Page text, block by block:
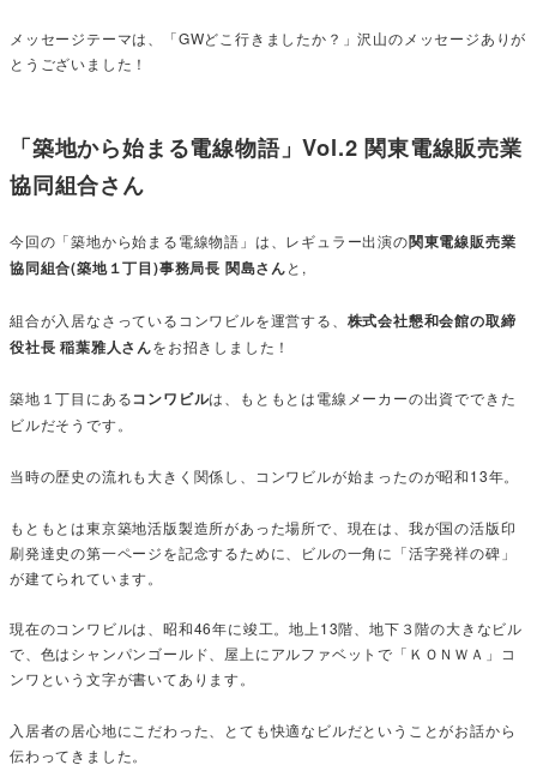
メッセージテーマは、「GWどこ行きましたか？」沢山のメッセージありが
とうございました！
「築地から始まる電線物語」Vol.2 関東電線販売業
協同組合さん
今回の「築地から始まる電線物語」は、レギュラー出演の関東電線販売業
協同組合(築地１丁目)事務局長 関島さんと,
組合が入居なさっているコンワビルを運営する、 株式会社懇和会館の取締
役社長 稲葉雅人さんをお招きしました！
築地１丁目にあるコンワビルは、もともとは電線メーカーの出資でできた
ビルだそうです。
当時の歴史の流れも大きく関係し、コンワビルが始まったのが昭和13年。
もともとは東京築地活版製造所があった場所で、現在は、我が国の活版印
刷発達史の第一ページを記念するために、ビルの一角に「活字発祥の碑」
が建てられています。
現在のコンワビルは、昭和46年に竣工。地上13階、地下３階の大きなビル
で、色はシャンパンゴールド、屋上にアルファベットで「ＫＯＮＷＡ」コ
ンワという文字が書いてあります。
入居者の居心地にこだわった、とても快適なビルだということがお話から
伝わってきました。